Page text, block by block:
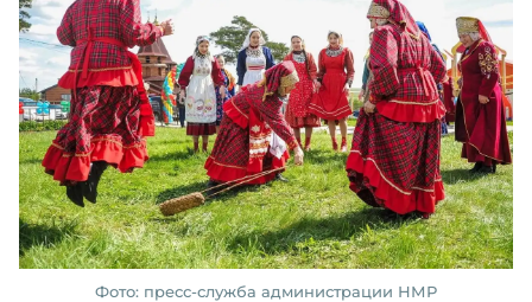
Фото: пресс-служба администрации НМР